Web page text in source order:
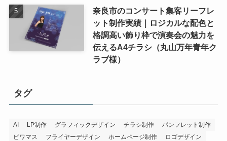
奈良市のコンサート集客リーフレ
ット制作実績｜ロジカルな配色と
格調高い飾り枠で演奏会の魅力を
伝えるA4チラシ（丸山万年青年ク
ラブ様）
タグ
AI LP制作 グラフィックデザイン チラシ制作
パンフレット制作
ビワマス
フライヤーデザイン ホームページ制作
ロゴデザイン